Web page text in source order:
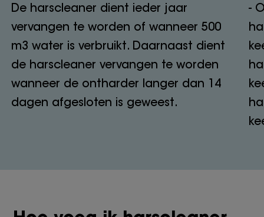
De harscleaner dient ieder jaar
vervangen te worden of wanneer 500
m3 water is verbruikt. Daarnaast dient
de harscleaner vervangen te worden
wanneer de ontharder langer dan 14
dagen afgesloten is geweest.
-